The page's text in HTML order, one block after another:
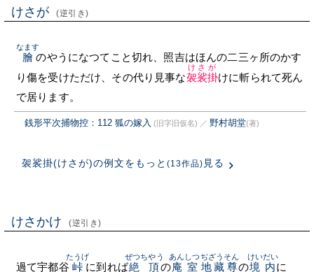
けさが (逆引き)
膾
なます
のやうになつてこと切れ、照吉はほんの二三ヶ所のかす
り傷を受けただけ、その代り見事な袈裟掛
けさが
けに斬られて死ん
で居ります。
銭形平次捕物控：112 狐の嫁入 (旧字旧仮名) ／ 野村胡堂(著)
袈裟掛(けさが)の例文をもっと (13作品) 見る
けさかけ (逆引き)
過て宇都谷 峠
たうげ
に到れば絶頂
ぜつちやう
の庵室
あんしつ
地藏尊
ぢざうそん
の境内
けいだい
に